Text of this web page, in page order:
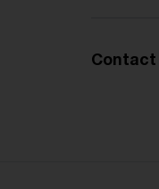
Contact